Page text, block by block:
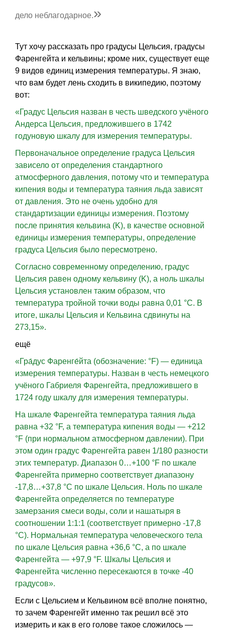
дело неблагодарное.»
Тут хочу рассказать про градусы Цельсия, градусы
Фаренгейта и кельвины; кроме них, существует еще
9 видов единиц измерения температуры. Я знаю,
что вам будет лень сходить в википедию, поэтому
вот:
«Градус Цельсия назван в честь шведского учёного
Андерса Цельсия, предложившего в 1742
годуновую шкалу для измерения температуры.
Первоначальное определение градуса Цельсия
зависело от определения стандартного
атмосферного давления, потому что и температура
кипения воды и температура таяния льда зависят
от давления. Это не очень удобно для
стандартизации единицы измерения. Поэтому
после принятия кельвина (K), в качестве основной
единицы измерения температуры, определение
градуса Цельсия было пересмотрено.
Согласно современному определению, градус
Цельсия равен одному кельвину (K), а ноль шкалы
Цельсия установлен таким образом, что
температура тройной точки воды равна 0,01 °C. В
итоге, шкалы Цельсия и Кельвина сдвинуты на
273,15».
ещё
«Гра́дус Фаренге́йта (обозначение: °F) — единица
измерения температуры. Назван в честь немецкого
учёного Габриеля Фаренгейта, предложившего в
1724 году шкалу для измерения температуры.
На шкале Фаренгейта температура таяния льда
равна +32 °F, а температура кипения воды — +212
°F (при нормальном атмосферном давлении). При
этом один градус Фаренгейта равен 1/180 разности
этих температур. Диапазон 0…+100 °F по шкале
Фаренгейта примерно соответствует диапазону
-17,8…+37,8 °C по шкале Цельсия. Ноль по шкале
Фаренгейта определяется по температуре
замерзания смеси воды, соли и нашатыря в
соотношении 1:1:1 (соответствует примерно -17,8
°C). Нормальная температура человеческого тела
по шкале Цельсия равна +36,6 °C, а по шкале
Фаренгейта — +97,9 °F. Шкалы Цельсия и
Фаренгейта численно пересекаются в точке -40
градусов».
Если с Цельсием и Кельвином всё вполне понятно,
то зачем Фаренгейт именно так решил всё это
измерить и как в его голове такое сложилось —